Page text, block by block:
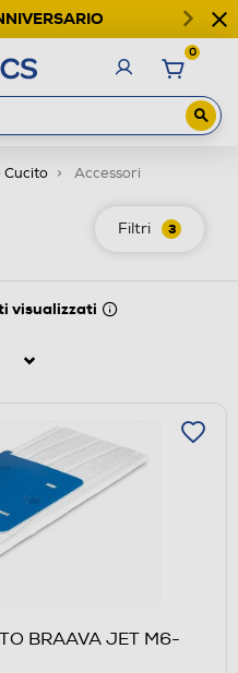
0
Cucito Accessori
Filtri 3
visualizzati
BRAAVA JET M6-